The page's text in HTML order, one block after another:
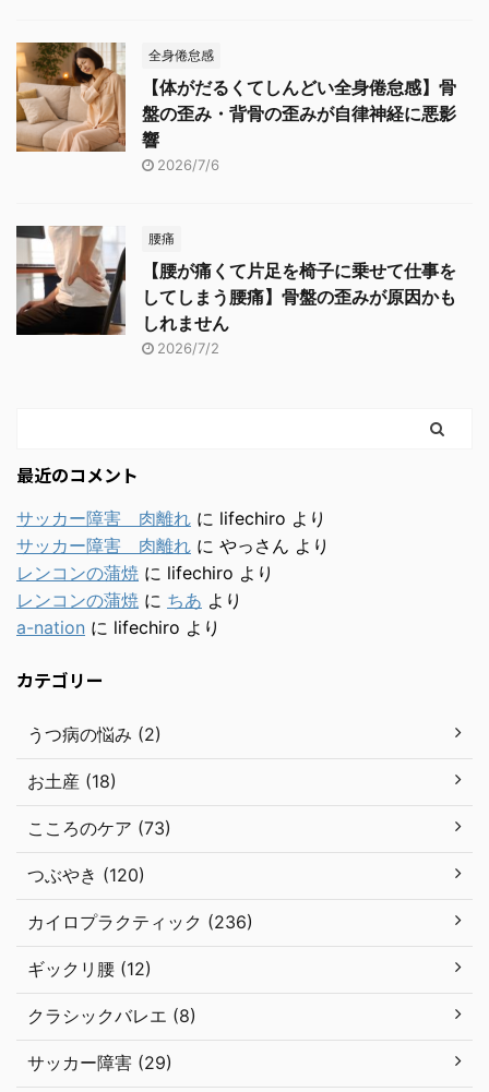
全身倦怠感
【体がだるくてしんどい全身倦怠感】骨
盤の歪み・背骨の歪みが自律神経に悪影
響
2026/7/6
腰痛
【腰が痛くて片足を椅子に乗せて仕事を
してしまう腰痛】骨盤の歪みが原因かも
しれません
2026/7/2
最近のコメント
サッカー障害 肉離れ に lifechiro より
サッカー障害 肉離れ に やっさん より
レンコンの蒲焼 に lifechiro より
レンコンの蒲焼 に ちあ より
a-nation に lifechiro より
カテゴリー
うつ病の悩み (2)
お土産 (18)
こころのケア (73)
つぶやき (120)
カイロプラクティック (236)
ギックリ腰 (12)
クラシックバレエ (8)
サッカー障害 (29)